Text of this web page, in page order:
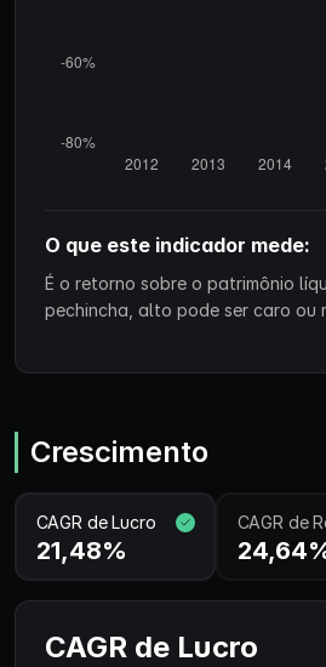
O que este indicador mede:
É o retorno sobre o patrimônio
pechincha, alto pode ser caro ou
Crescimento
CAGR de Lucro
21,48%
CAGR de
CAGR de Lucro